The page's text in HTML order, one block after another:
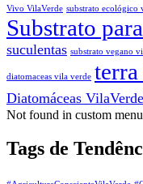
Vivo VilaVerde substrato ecológico
Substrato
suculentas substrato vegano
diatomaceas vila verde terra
Diatomáceas VilaVerde
Not found in custom menu
Tags de